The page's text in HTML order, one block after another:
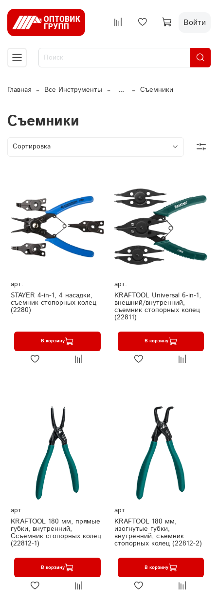
Войти
Главная Все Инструменты ... Съемники
Съемники
арт.
STAYER 4-in-1, 4 насадки,
съемник стопорных колец
(2280)
В корзину
арт.
KRAFTOOL Universal 6-in-1,
внешний/внутренний,
съемник стопорных колец
(22811)
В корзину
арт.
KRAFTOOL 180 мм, прямые
губки, внутренний,
Ссъемник стопорных колец
(22812-1)
В корзину
арт.
KRAFTOOL 180 мм,
изогнутые губки,
внутренний, съемник
стопорных колец (22812-2)
В корзину